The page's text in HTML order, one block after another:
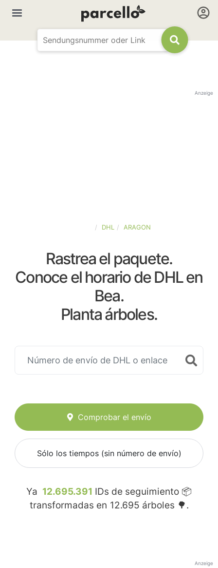
Anzeige
DHL ARAGON
Rastrea el paquete.
Conoce el horario de DHL en
Bea.
Planta árboles.
Comprobar el envío
Sólo los tiempos (sin número de envío)
Ya 12.695.391 IDs de seguimiento 📦
transformadas en 12.695 árboles 🌳.
Anzeige